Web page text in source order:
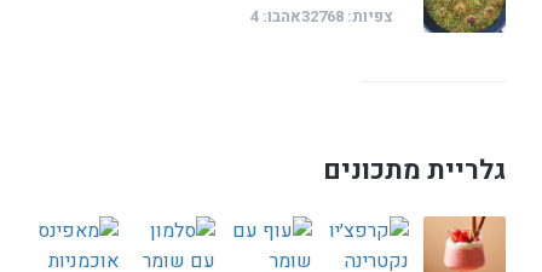
צפיות: 32768 אהבו: 4
גלריית מתכונים